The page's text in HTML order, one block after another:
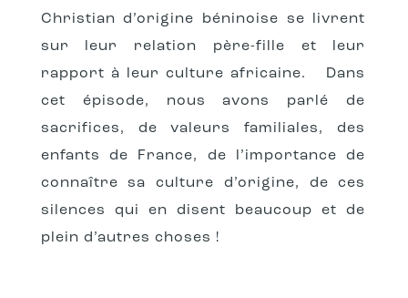
Christian d’origine béninoise se livrent
sur leur relation père-fille et leur
rapport à leur culture africaine. ⁠
Dans
cet épisode, nous avons parlé de
sacrifices, de valeurs familiales, des
enfants de France, de l’importance de
connaître sa culture d’origine, de ces
silences qui en disent beaucoup et de
plein d’autres choses !⁠ ⁠